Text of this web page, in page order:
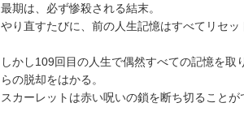
最期は、必ず惨殺される結末。
やり直すたびに、前の人生記憶はすべてリセッ
しかし109回目の人生で偶然すべての記憶を取
らの脱却をはかる。
スカーレットは赤い呪いの鎖を断ち切ることが